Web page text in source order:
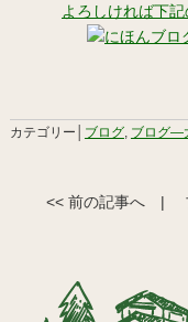
よろしければ下
カテゴリー│ ブログ, ブログ―
<< 前の記事へ |